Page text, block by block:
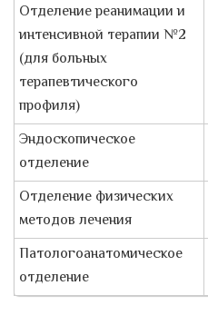
Отделение реанимации и
интенсивной терапии №2
(для больных
терапевтического
профиля)
Эндоскопическое
отделение
Отделение физических
методов лечения
Патологоанатомическое
отделение